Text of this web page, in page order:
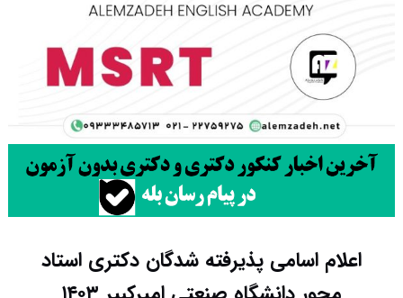
اعلام اسامی پذیرفته شدگان دکتری استاد